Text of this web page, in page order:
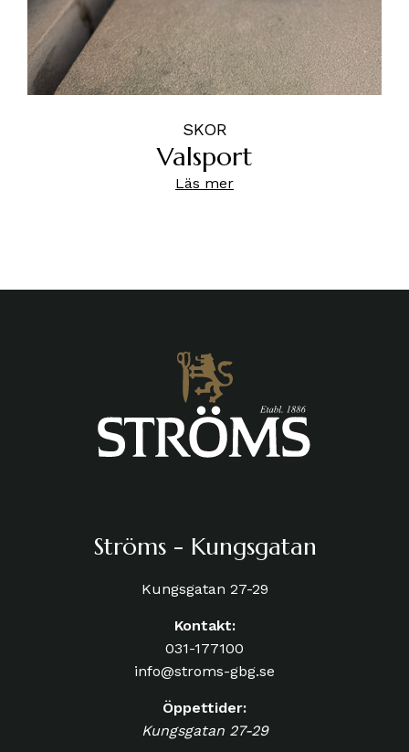
SKOR
Valsport
Läs mer
Ströms - Kungsgatan
Kungsgatan 27-29
Kontakt:
031-177100
info@stroms-gbg.se
Öppettider:
Kungsgatan 27-29